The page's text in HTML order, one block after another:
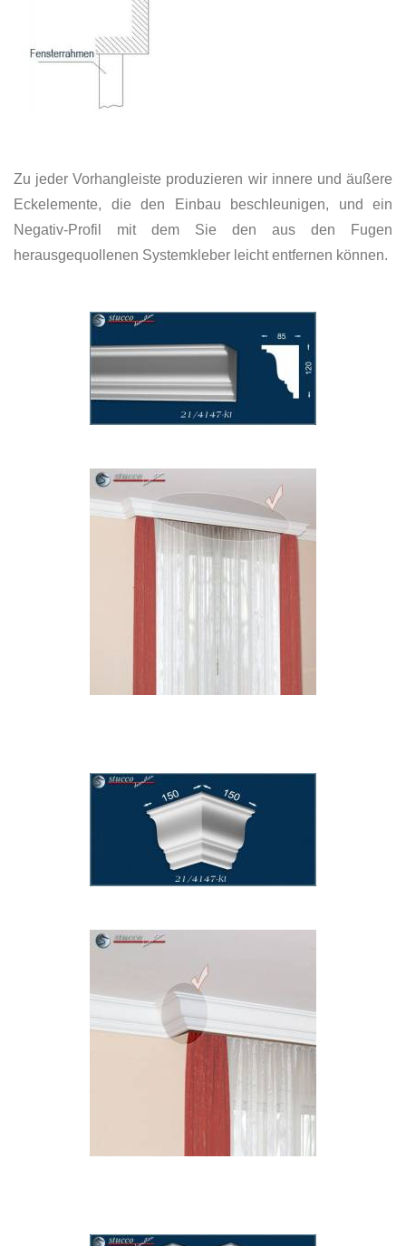
Zu jeder Vorhangleiste produzieren wir innere und äußere
Eckelemente, die den Einbau beschleunigen, und ein
Negativ-Profil mit dem Sie den aus den Fugen
herausgequollenen Systemkleber leicht entfernen können.